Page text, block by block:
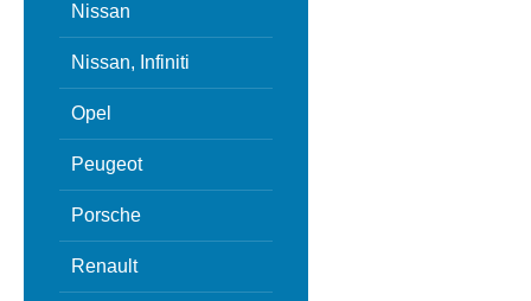
Nissan
Nissan, Infiniti
Opel
Peugeot
Porsche
Renault